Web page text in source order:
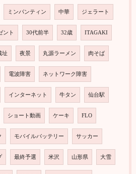
ミンパンティン 中華 ジェラート
ント 30代前半 32歳 ITAGAKI
址 夜景 丸源ラーメン 肉そば
電波障害 ネットワーク障害
インターネット 牛タン 仙台駅
ショート動画 ケーキ FLO
モバイルバッテリー サッカー
最終予選 米沢 山形県 大雪